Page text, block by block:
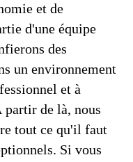
et de
d'une équipe
des
un environnement
et à
de là, nous
tout ce qu'il faut
Si vous